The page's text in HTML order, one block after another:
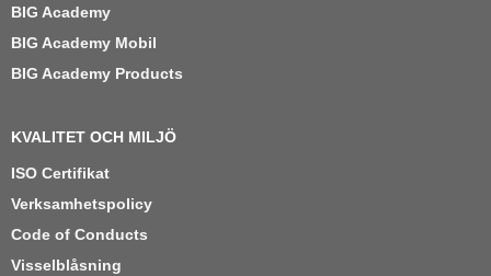
BIG Academy
BIG Academy Mobil
BIG Academy Products
KVALITET OCH MILJÖ
ISO Certifikat
Verksamhetspolicy
Code of Conducts
Visselblåsning